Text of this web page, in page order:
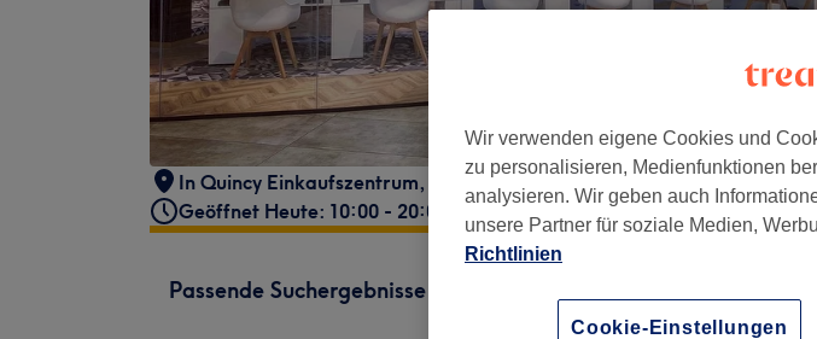
In Quincy Einkaufszentrum, Breite Straße 80-90, Altstadt-Nord, Köln ,
Geöffnet Heute: 10:00 - 20:00
Passende Suchergebnisse
10 Min.Details
Wir verwenden eigene Cookies und
zu personalisieren, Medienfunktionen
analysieren. Wir geben auch
unsere Partner für soziale Medien,
Richtlinien
Cookie-Einstellungen